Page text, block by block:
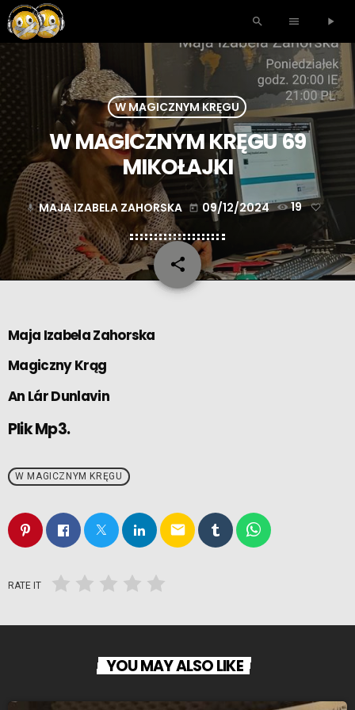
search menu play_arrow
W MAGICZNYM KRĘGU
W MAGICZNYM KRĘGU 69
MIKOŁAJKI
mic MAJA IZABELA ZAHORSKA today 09/12/2024 19
share
email
Maja Izabela Zahorska
Magiczny Krąg
An Lár Dunlavin
Plik Mp3.
W MAGICZNYM KRĘGU
email
RATE IT
YOU MAY ALSO LIKE